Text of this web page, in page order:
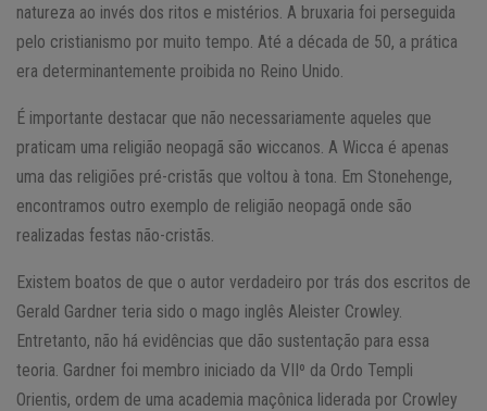
natureza ao invés dos ritos e mistérios. A bruxaria foi perseguida
pelo cristianismo por muito tempo. Até a década de 50, a prática
era determinantemente proibida no Reino Unido.
É importante destacar que não necessariamente aqueles que
praticam uma religião neopagã são wiccanos. A Wicca é apenas
uma das religiões pré-cristãs que voltou à tona. Em Stonehenge,
encontramos outro exemplo de religião neopagã onde são
realizadas festas não-cristãs.
Existem boatos de que o autor verdadeiro por trás dos escritos de
Gerald Gardner teria sido o mago inglês Aleister Crowley.
Entretanto, não há evidências que dão sustentação para essa
teoria. Gardner foi membro iniciado da VIIº da Ordo Templi
Orientis, ordem de uma academia maçônica liderada por Crowley